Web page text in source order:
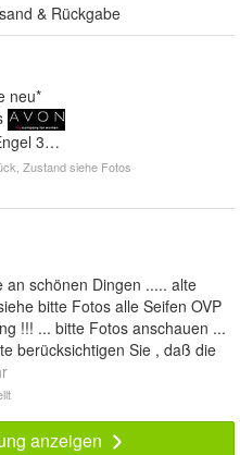
& Rückgabe
neu*
3x25g, Weihnachtsmann
Zustand siehe Fotos
schönen Dingen ..... alte
bitte Fotos alle Seifen OVP
!!! ... bitte Fotos anschauen ...
berücksichtigen Sie , daß die
anzeigen